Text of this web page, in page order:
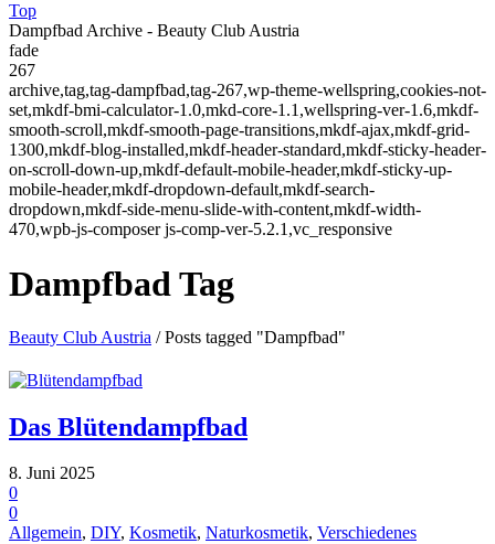
Top
Dampfbad Archive - Beauty Club Austria
fade
267
archive,tag,tag-dampfbad,tag-267,wp-theme-wellspring,cookies-not-
set,mkdf-bmi-calculator-1.0,mkd-core-1.1,wellspring-ver-1.6,mkdf-
smooth-scroll,mkdf-smooth-page-transitions,mkdf-ajax,mkdf-grid-
1300,mkdf-blog-installed,mkdf-header-standard,mkdf-sticky-header-
on-scroll-down-up,mkdf-default-mobile-header,mkdf-sticky-up-
mobile-header,mkdf-dropdown-default,mkdf-search-
dropdown,mkdf-side-menu-slide-with-content,mkdf-width-
470,wpb-js-composer js-comp-ver-5.2.1,vc_responsive
Dampfbad Tag
Beauty Club Austria /Posts tagged "Dampfbad"
Das Blütendampfbad
8. Juni 2025
0
0
Allgemein, DIY, Kosmetik, Naturkosmetik, Verschiedenes